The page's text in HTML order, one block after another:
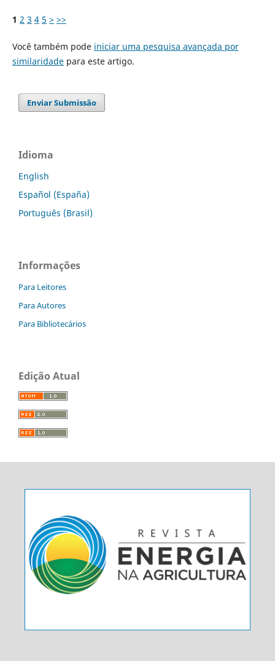
1 2 3 4 5 > >>
Você também pode iniciar uma pesquisa avançada por
similaridadepara este artigo.
Enviar Submissão
Idioma
English
Español (España)
Português (Brasil)
Informações
Para Leitores
Para Autores
Para Bibliotecários
Edição Atual